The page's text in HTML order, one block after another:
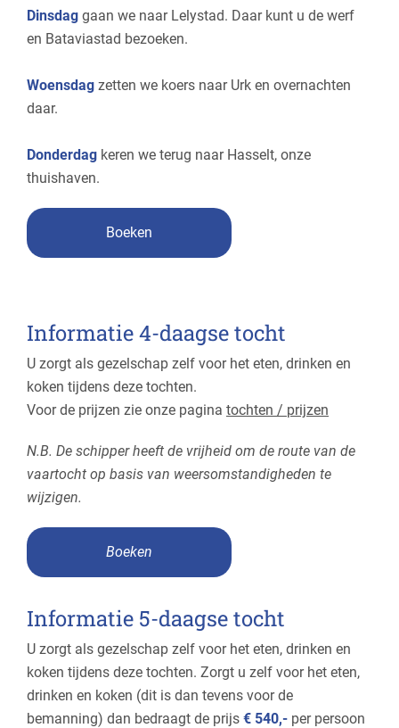
Dinsdag gaan we naar Lelystad. Daar kunt u de werf
en Bataviastad bezoeken.
Woensdag zetten we koers naar Urk en overnachten
daar.
Donderdag keren we terug naar Hasselt, onze
thuishaven.
Boeken
Informatie 4-daagse tocht
U zorgt als gezelschap zelf voor het eten, drinken en
koken tijdens deze tochten.
Voor de prijzen zie onze pagina tochten / prijzen
N.B. De schipper heeft de vrijheid om de route van de
vaartocht op basis van weersomstandigheden te
wijzigen.
Boeken
Informatie 5-daagse tocht
U zorgt als gezelschap zelf voor het eten, drinken en
koken tijdens deze tochten. Zorgt u zelf voor het eten,
drinken en koken (dit is dan tevens voor de
bemanning) dan bedraagt de prijs € 540,- per persoon